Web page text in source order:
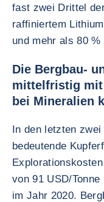
fast zwei Drittel
raffiniertem
und mehr als 80
Die Bergbau-
mittelfristig mit
bei Mineralien
In den letzten
bedeutende
von 91 USD/
im Jahr 2020.